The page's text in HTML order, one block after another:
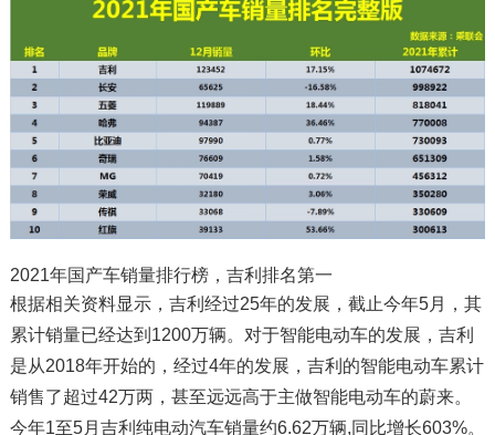
2021年国产车销量排行榜，吉利排名第一
根据相关资料显示，吉利经过25年的发展，截止今年5月，其
累计销量已经达到1200万辆。对于智能电动车的发展，吉利
是从2018年开始的，经过4年的发展，吉利的智能电动车累计
销售了超过42万两，甚至远远高于主做智能电动车的蔚来。
今年1至5月吉利纯电动汽车销量约6.62万辆,同比增长603%。